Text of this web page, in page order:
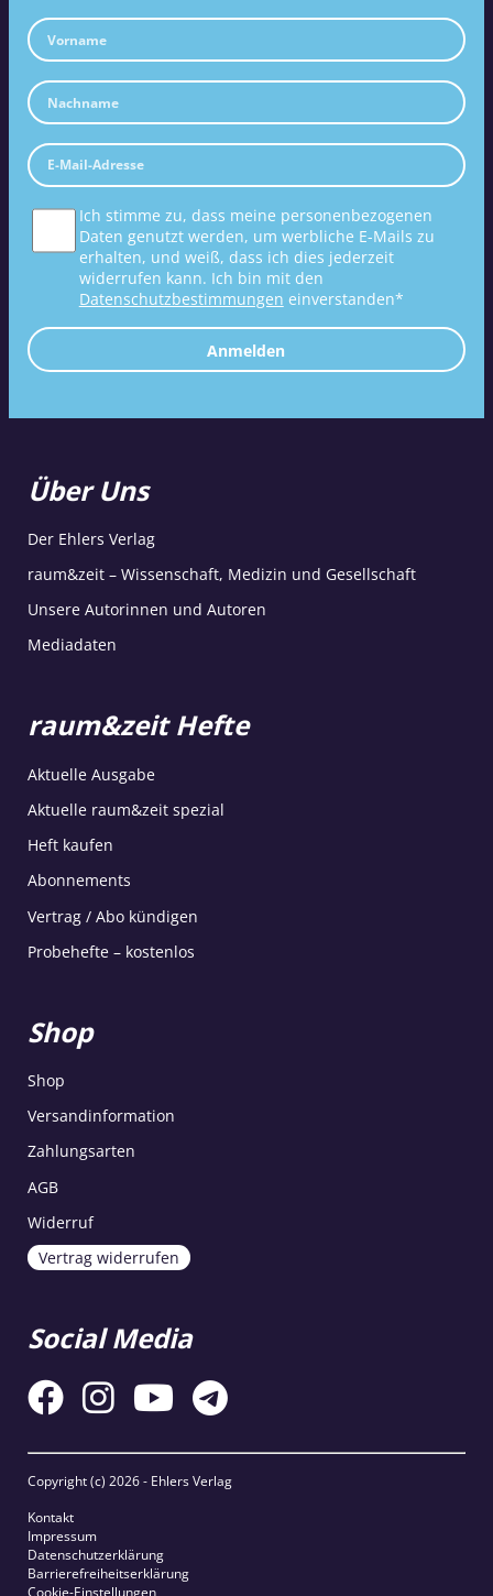
Ich stimme zu, dass meine personenbezogenen
Daten genutzt werden, um werbliche E-Mails zu
erhalten, und weiß, dass ich dies jederzeit
widerrufen kann. Ich bin mit den
Datenschutzbestimmungen einverstanden*
Anmelden
Über Uns
Der Ehlers Verlag
raum&zeit – Wissenschaft, Medizin und Gesellschaft
Unsere Autorinnen und Autoren
Mediadaten
raum&zeit Hefte
Aktuelle Ausgabe
Aktuelle raum&zeit spezial
Heft kaufen
Abonnements
Vertrag / Abo kündigen
Probehefte – kostenlos
Shop
Shop
Versandinformation
Zahlungsarten
AGB
Widerruf
Vertrag widerrufen
Social Media
Copyright (c) 2026 - Ehlers Verlag
Kontakt
Impressum
Datenschutzerklärung
Barrierefreiheitserklärung